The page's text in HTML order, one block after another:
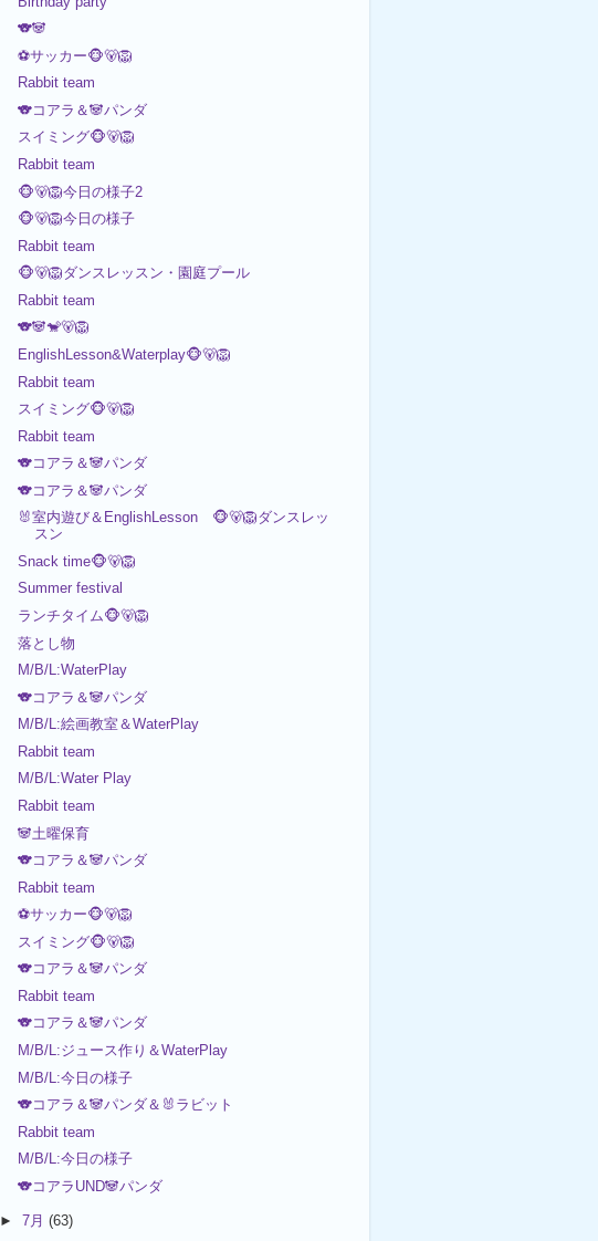
🐨🐼
⚽️サッカー🐵🐻🦁
Rabbit team
🐨コアラ＆🐼パンダ
スイミング🐵🐻🦁
Rabbit team
🐵🐻🦁今日の様子2
🐵🐻🦁今日の様子
Rabbit team
🐵🐻🦁ダンスレッスン・園庭プール
Rabbit team
🐨🐼🐒🐻️🦁
EnglishLesson&Waterplay🐵🐻🦁
Rabbit team
スイミング🐵🐻🦁
Rabbit team
🐨コアラ＆🐼パンダ
🐨コアラ＆🐼パンダ
🐰室内遊び＆EnglishLesson 🐵🐻🦁ダンスレッ
スン
Snack time🐵🐻🦁
Summer festival
ランチタイム🐵🐻🦁
落とし物
M/B/L:WaterPlay
🐨コアラ＆🐼パンダ
M/B/L:絵画教室＆WaterPlay
Rabbit team
M/B/L:Water Play
Rabbit team
🐼土曜保育
🐨コアラ＆🐼パンダ
Rabbit team
⚽️サッカー🐵🐻🦁
スイミング🐵🐻🦁
🐨コアラ＆🐼パンダ
Rabbit team
🐨コアラ＆🐼パンダ
M/B/L:ジュース作り＆WaterPlay
M/B/L:今日の様子
🐨コアラ＆🐼パンダ＆🐰ラビット
Rabbit team
M/B/L:今日の様子
🐨コアラUND🐼パンダ
►7月(63)